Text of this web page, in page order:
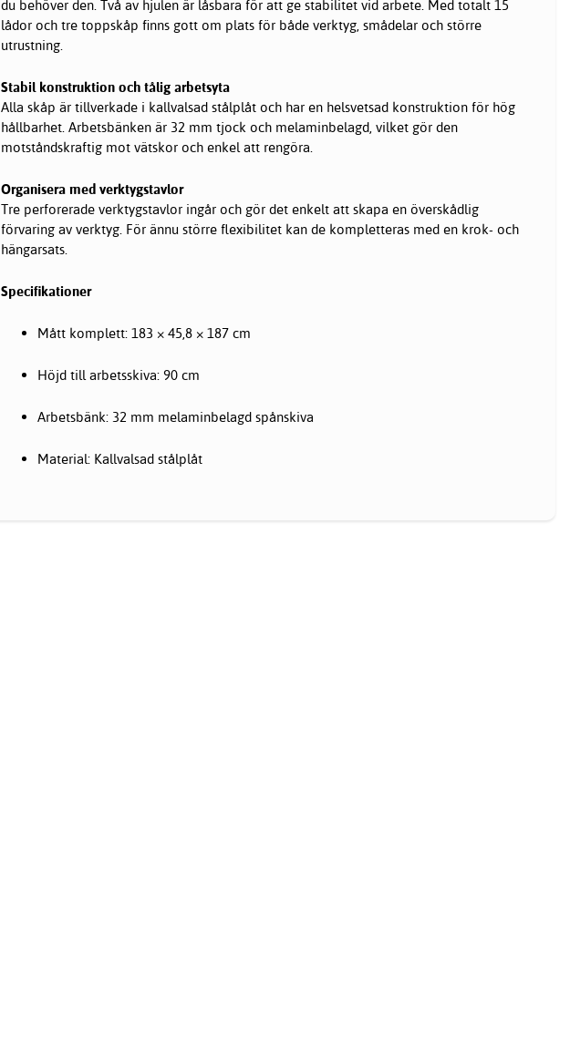
du behöver den. Två av hjulen är låsbara för att ge stabilitet vid arbete. Med totalt 15
lådor och tre toppskåp finns gott om plats för både verktyg, smådelar och större
utrustning.
Stabil konstruktion och tålig arbetsyta
Alla skåp är tillverkade i kallvalsad stålplåt och har en helsvetsad konstruktion för hög
hållbarhet. Arbetsbänken är 32 mm tjock och melaminbelagd, vilket gör den
motståndskraftig mot vätskor och enkel att rengöra.
Organisera med verktygstavlor
Tre perforerade verktygstavlor ingår och gör det enkelt att skapa en överskådlig
förvaring av verktyg. För ännu större flexibilitet kan de kompletteras med en krok- och
hängarsats.
Specifikationer
Mått komplett: 183 × 45,8 × 187 cm
Höjd till arbetsskiva: 90 cm
Arbetsbänk: 32 mm melaminbelagd spånskiva
Material: Kallvalsad stålplåt